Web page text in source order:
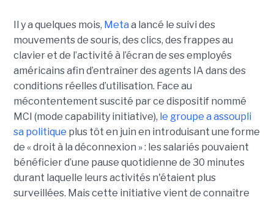
Il y a quelques mois, Meta a lancé le suivi des
mouvements de souris, des clics, des frappes au
clavier et de l’activité à l’écran de ses employés
américains afin d’entraîner des agents IA dans des
conditions réelles d’utilisation. Face au
mécontentement suscité par ce dispositif nommé
MCI (mode capability initiative), le groupe a assoupli
sa politique plus tôt en juin en introduisant une forme
de « droit à la déconnexion » : les salariés pouvaient
bénéficier d’une pause quotidienne de 30 minutes
durant laquelle leurs activités n'étaient plus
surveillées. Mais cette initiative vient de connaître